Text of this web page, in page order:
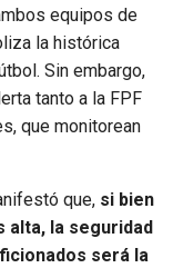
equipos de
la histórica
Sin embargo,
tanto a la FPF
que monitorean
que, si bien
alta, la seguridad
será la